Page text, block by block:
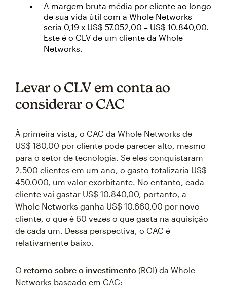
A margem bruta média por cliente ao longo
de sua vida útil com a Whole Networks
seria 0,19 x US$ 57.052,00 = US$ 10.840,00.
Este é o CLV de um cliente da Whole
Networks.
Levar o CLV em conta ao
considerar o CAC
À primeira vista, o CAC da Whole Networks de
US$ 180,00 por cliente pode parecer alto, mesmo
para o setor de tecnologia. Se eles conquistaram
2.500 clientes em um ano, o gasto totalizaria US$
450.000, um valor exorbitante. No entanto, cada
cliente vai gastar US$ 10.840,00, portanto, a
Whole Networks ganha US$ 10.660,00 por novo
cliente, o que é 60 vezes o que gasta na aquisição
de cada um. Dessa perspectiva, o CAC é
relativamente baixo.
O retorno sobre o investimento (ROI) da Whole
Networks baseado em CAC: